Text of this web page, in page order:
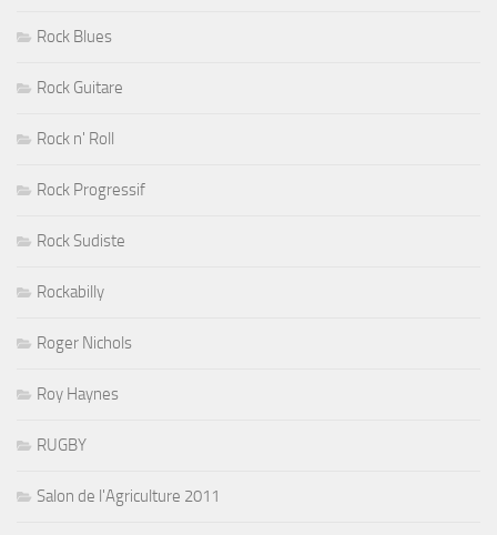
Rock Blues
Rock Guitare
Rock n' Roll
Rock Progressif
Rock Sudiste
Rockabilly
Roger Nichols
Roy Haynes
RUGBY
Salon de l'Agriculture 2011